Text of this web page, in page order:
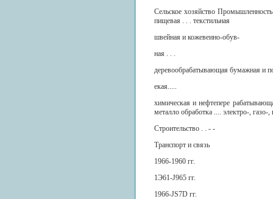
Сельское хозяйство
пищевая . . . текстильная
швейная и кожевеино-обув-
ная . . .
деревообрабатывающая бумажная и
екая.....
химическая и нефтепере
металло обработка .... электро-, газо-
Строительство . . - -
Транспорт и связь
1966-1960 гг.
1Э61-J965 гг.
1966-JS7D гг.